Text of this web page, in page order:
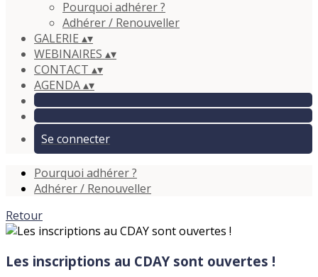
Pourquoi adhérer ?
Adhérer / Renouveller
GALERIE ▴▾
WEBINAIRES ▴▾
CONTACT ▴▾
AGENDA▴▾
Se connecter
Pourquoi adhérer ?
Adhérer / Renouveller
Retour
Les inscriptions au CDAY sont ouvertes !